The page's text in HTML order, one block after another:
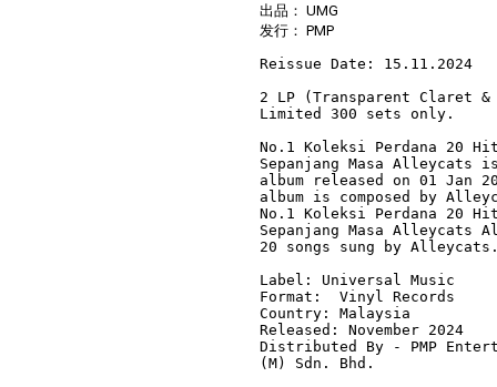
出品： UMG
发行： PMP
Reissue Date: 15.11.2024
2 LP (Transparent Claret
Limited 300 sets only.
No.1 Koleksi Perdana 20
Sepanjang Masa Alleycats
album released on 01 Jan
album is composed by
No.1 Koleksi Perdana 20
Sepanjang Masa Alleycats
20 songs sung by
Label: Universal Music
Format:  Vinyl Records
Country: Malaysia
Released: November 2024
Distributed By - PMP
(M) Sdn. Bhd.